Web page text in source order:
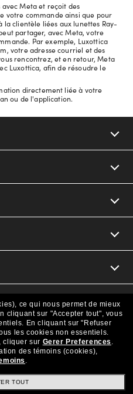
Meta et reçoit des
votre commande ainsi que pour
la clientèle liées aux lunettes Ray-
partager, avec Meta, votre
Par exemple, Luxottica
votre adresse courriel et des
rencontrez, et en retour, Meta
Luxottica, afin de résoudre le
directement liée à votre
ou de l'application.
ce qui nous permet de mieux
cliquant sur "Accepter tout", vous
En cliquant sur "Refuser
les cookies non essentiels.
cliquer sur Gerer Preferences .
des témoins (cookies),
.
TOUT